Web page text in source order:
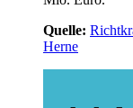
Quelle:
Herne